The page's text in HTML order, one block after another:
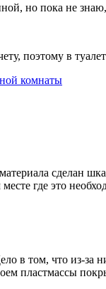
но пока не
поэтому в
комнаты
сделан
где это
в том, что из-за
пластмассы